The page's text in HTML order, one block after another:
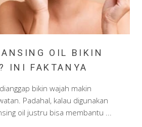
OIL BIKIN
INI FAKTANYA
bikin wajah makin
Padahal, kalau digunakan
oil justru bisa membantu ...